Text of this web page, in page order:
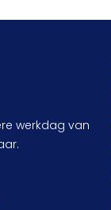
werkdag van